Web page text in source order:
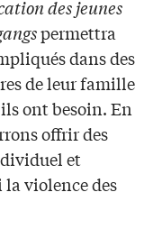
des jeunes
permettra
dans des
de leur famille
ont besoin. En
offrir des
et
violence des